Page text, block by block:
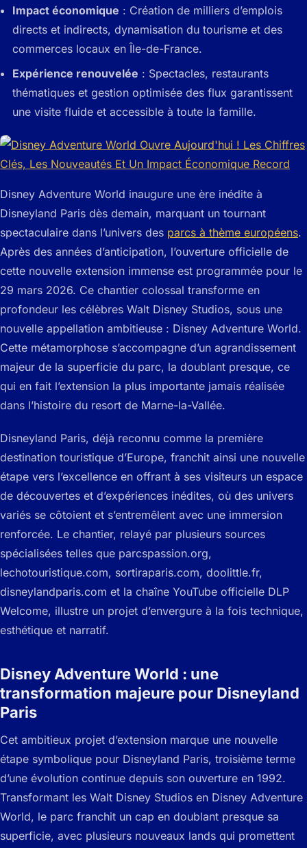
Impact économique : Création de milliers d’emplois
directs et indirects, dynamisation du tourisme et des
commerces locaux en Île-de-France.
Expérience renouvelée : Spectacles, restaurants
thématiques et gestion optimisée des flux garantissent
une visite fluide et accessible à toute la famille.
Disney Adventure World inaugure une ère inédite à
Disneyland Paris dès demain, marquant un tournant
spectaculaire dans l’univers des parcs à thème européens.
Après des années d’anticipation, l’ouverture officielle de
cette nouvelle extension immense est programmée pour le
29 mars 2026. Ce chantier colossal transforme en
profondeur les célèbres Walt Disney Studios, sous une
nouvelle appellation ambitieuse : Disney Adventure World.
Cette métamorphose s’accompagne d’un agrandissement
majeur de la superficie du parc, la doublant presque, ce
qui en fait l’extension la plus importante jamais réalisée
dans l’histoire du resort de Marne-la-Vallée.
Disneyland Paris, déjà reconnu comme la première
destination touristique d’Europe, franchit ainsi une nouvelle
étape vers l’excellence en offrant à ses visiteurs un espace
de découvertes et d’expériences inédites, où des univers
variés se côtoient et s’entremêlent avec une immersion
renforcée. Le chantier, relayé par plusieurs sources
spécialisées telles que parcspassion.org,
lechotouristique.com, sortiraparis.com, doolittle.fr,
disneylandparis.com et la chaîne YouTube officielle DLP
Welcome, illustre un projet d’envergure à la fois technique,
esthétique et narratif.
Disney Adventure World : une
transformation majeure pour Disneyland
Paris
Cet ambitieux projet d’extension marque une nouvelle
étape symbolique pour Disneyland Paris, troisième terme
d’une évolution continue depuis son ouverture en 1992.
Transformant les Walt Disney Studios en Disney Adventure
World, le parc franchit un cap en doublant presque sa
superficie, avec plusieurs nouveaux lands qui promettent